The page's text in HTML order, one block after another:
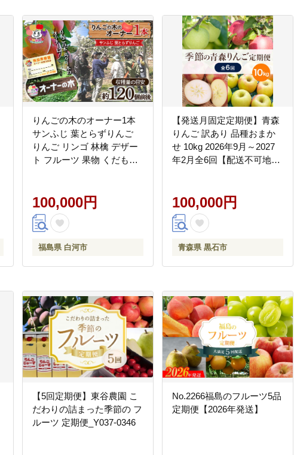
りんごの木のオーナー1本
サンふじ 葉とらずりんご
りんご リンゴ 林檎 デザー
ト フルーツ 果物 くだもの
100,000円
福島県 白河市
【発送月固定定期便】青森
りんご 訳あり 品種おまか
せ 10kg 2026年9月～2027
年2月全6回【配送不可地
100,000円
青森県 黒石市
【5回定期便】東谷農園 こ
だわりの詰まった季節の フ
ルーツ 定期便_Y037-0346
No.2266福島のフルーツ5品
定期便【2026年発送】